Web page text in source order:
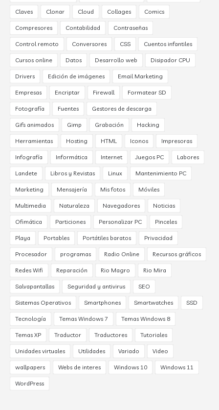
Claves Clonar Cloud Collages Comics
Compresores Contabilidad Contraseñas
Control remoto Conversores CSS Cuentos infantiles
Cursos online Datos Desarrollo web Disipador CPU
Drivers Edición de imágenes Email Marketing
Empresas Encriptar Firewall Formatear SD
Fotografía Fuentes Gestores de descarga
Gifs animados Gimp Grabación Hacking
Herramientas Hosting HTML Iconos Impresoras
Infografía Informática Internet Juegos PC Labores
Landete Libros y Revistas Linux Mantenimiento PC
Marketing Mensajería Mis fotos Móviles
Multimedia Naturaleza Navegadores Noticias
Ofimática Particiones Personalizar PC Pinceles
Playa Portables Portátiles baratos Privacidad
Procesador programas Radio Online Recursos gráficos
Redes Wifi Reparación Rio Magro Rio Mira
Salvapantallas Seguridad y antivirus SEO
Sistemas Operativos Smartphones Smartwatches SSD
Tecnología Temas Windows 7 Temas Windows 8
Temas XP Traductor Traductores Tutoriales
Unidades virtuales Utilidades Variado Video
wallpapers Webs de interes Windows 10 Windows 11
WordPress